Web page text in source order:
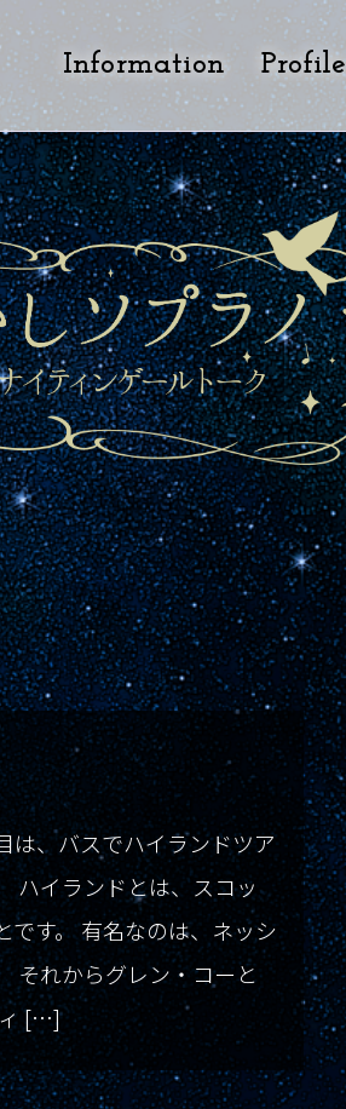
Information Profile
は、バスでハイランドツア
ハイランドとは、スコッ
です。 有名なのは、ネッシ
それからグレン・コーと
ィ […]